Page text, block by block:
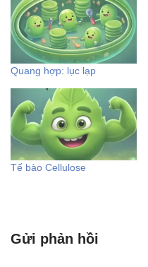
Quang hợp: lục lạp
Tế bào Cellulose
Gửi phản hồi